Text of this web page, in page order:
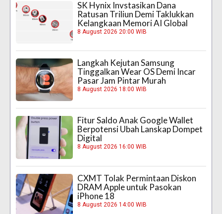
SK Hynix Invstasikan Dana
Ratusan Triliun Demi Taklukkan
Kelangkaan Memori AI Global
8 August 2026 20:00 WIB
Langkah Kejutan Samsung
Tinggalkan Wear OS Demi Incar
Pasar Jam Pintar Murah
8 August 2026 18:00 WIB
Fitur Saldo Anak Google Wallet
Berpotensi Ubah Lanskap Dompet
Digital
8 August 2026 16:00 WIB
CXMT Tolak Permintaan Diskon
DRAM Apple untuk Pasokan
iPhone 18
8 August 2026 14:00 WIB